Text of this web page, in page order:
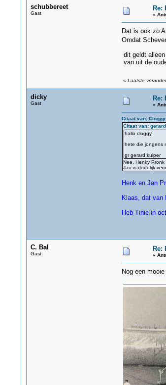
schubbereet
Gast
Re:
«
Dat is ook zo
Omdat
dit geldt
van uit de
« Laatste
dicky
Gast
Re:
«
Citaat van:
Citaat van:
hallo cloggy
hete die jongens
gr gerard kuiper
Nee, Henky Pronk
Jan is dodelijk
Henk en Jan
Klaas, dat van
Heb Tinie in
C. Bal
Gast
Re:
«
Nog een